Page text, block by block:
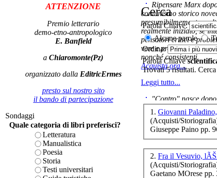
ed
in
ATTENZIONE
Premio letterario
demo-etno-antropologico
E. Banfield
a Chiaromonte(Pz)
organizzato dalla EditricErmes
presto sul nostro sito
il bando di partecipazione
Sondaggi
Quale categoria di libri preferisci?
Letteratura
Manualistica
Poesia
Storia
Testi universitari
Ripensare Marx
comunismo storico
presumibilmemente
realmente iniziato, se
pensatori critici e
vere e proprie correnti
nonché consistenti.
Acquista ora...
Leggi tutto...
"Contro" nasce
cominciato con la
ripensaremarx. i saggi
questa collaborazione
è teorica, sempre però
presente fase.
Acquista ora...
A feed could not be
http://www.lastampa.it/
Cerca
Parola Chiave:
Alcune parole
Ordina:
Parola Chiave
Trovati 5 risultati.
1. Giovanni
(Acquisti/
Giuseppe Paino pp.
2.
(Acquisti/
Gaetano MOrese pp.